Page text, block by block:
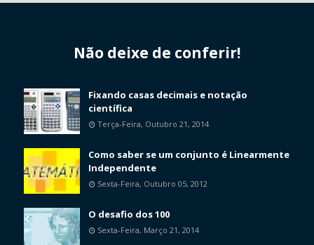
Não deixe de conferir!
Fixando casas decimais e notação
científica
Terça-Feira, Outubro 21, 2014
Como saber se um conjunto é Linearmente
Independente
Sexta-Feira, Outubro 05, 2012
O desafio dos 100
Sexta-Feira, Março 21, 2014